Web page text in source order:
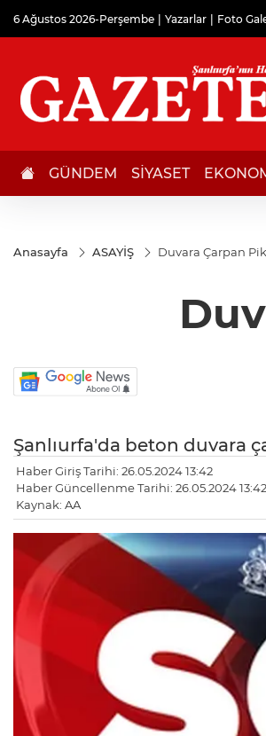
6 Ağustos 2026-Perşembe Yazarlar Foto
GÜNDEM SİYASET
Anasayfa ASAYİŞ Duvara Çarpan
Şanlıurfa'da beton duvara
Haber Giriş Tarihi: 26.05.2024 13:42
Haber Güncellenme Tarihi: 26.05.2024 13:42
Kaynak: AA